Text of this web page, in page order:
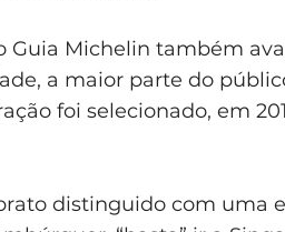
Guia Michelin também
a maior parte do
foi selecionado, em
distinguido com uma